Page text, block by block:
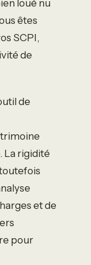
loué nu
êtes
SCPI,
de
de
La rigidité
et de
pour